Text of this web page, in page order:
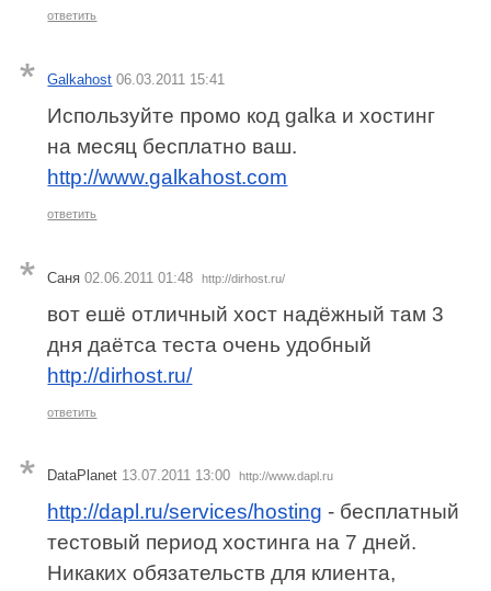
ответить
Galkahost 06.03.2011 15:41
Используйте промо код galka и хостинг
на месяц бесплатно ваш.
http://www.galkahost.com
ответить
Саня 02.06.2011 01:48 http://dirhost.ru/
вот ешё отличный хост надёжный там 3
дня даётса теста очень удобный
http://dirhost.ru/
ответить
DataPlanet 13.07.2011 13:00 http://www.dapl.ru
http://dapl.ru/services/hosting - бесплатный
тестовый период хостинга на 7 дней.
Никаких обязательств для клиента,